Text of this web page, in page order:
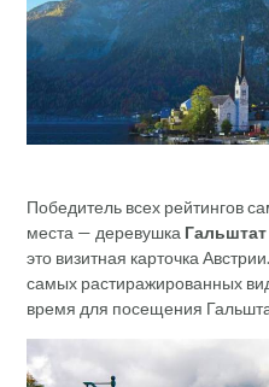
Победитель всех рейтингов
места — деревушка Гальштат
это визитная карточка
самых растиражированных
время для посещения